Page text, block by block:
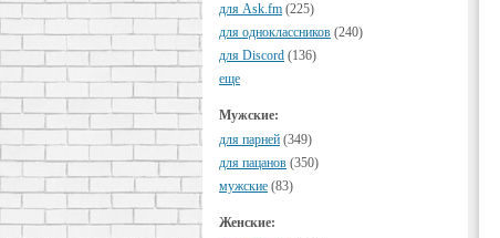
для Ask.fm (225)
для одноклассников (240)
для Discord (136)
еще
Мужские:
для парней (349)
для пацанов (350)
мужские (83)
Женские: